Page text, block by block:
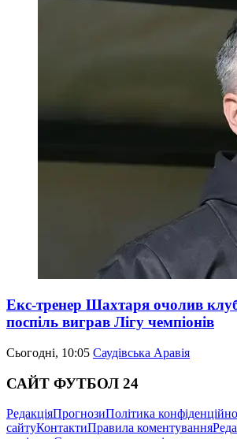
Екс-тренер Шахтаря очолив
поспіль виграв Лігу чемпіонів
Сьогодні, 10:05 Саудівська Аравія
САЙТ ФУТБОЛ 24
РедакціяПрогнозиПолітика
сайтуКонтактиПравила коментування